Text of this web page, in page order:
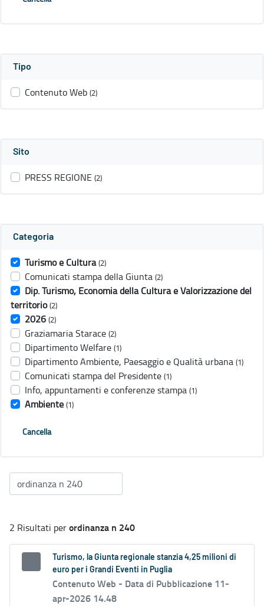
Tipo
Contenuto Web (2)
Sito
PRESS REGIONE (2)
Categoria
Turismo e Cultura (2)
Comunicati stampa della Giunta (2)
Dip. Turismo, Economia della Cultura e Valorizzazione del
territorio (2)
2026 (2)
Graziamaria Starace (2)
Dipartimento Welfare (1)
Dipartimento Ambiente, Paesaggio e Qualità urbana (1)
Comunicati stampa del Presidente (1)
Info, appuntamenti e conferenze stampa (1)
Ambiente (1)
Cancella
2 Risultati perordinanza n 240
Turismo, la Giunta regionale stanzia 4,25 milioni di
euro per i Grandi Eventi in Puglia
Contenuto Web - Data di Pubblicazione 11-
apr-2026 14.48